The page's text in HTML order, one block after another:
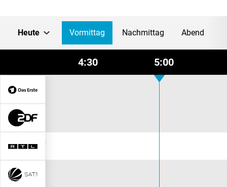
Heute Vormittag Nachmittag Abend
4:30 5:00